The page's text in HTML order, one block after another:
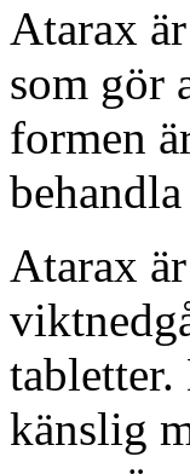
Atarax
som gör
formen
Atarax
känslig